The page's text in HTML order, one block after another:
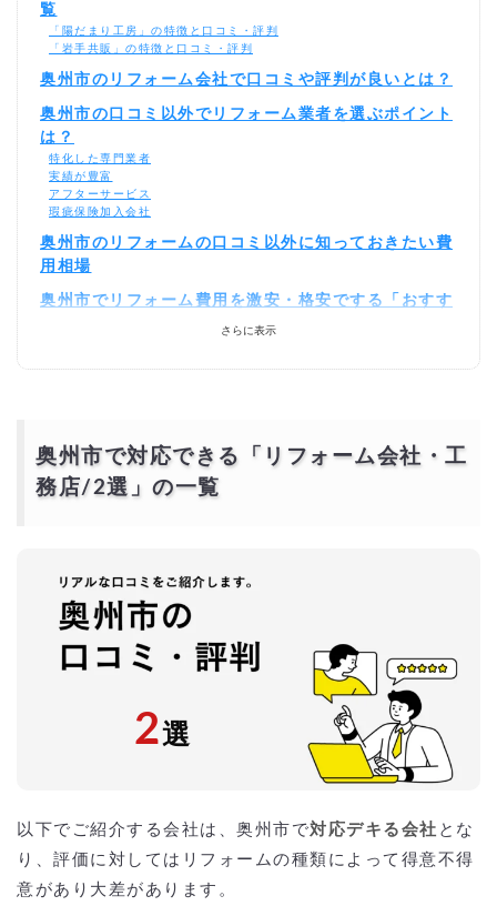
覧
「陽だまり工房」の特徴と口コミ・評判
「岩手共販」の特徴と口コミ・評判
奥州市のリフォーム会社で口コミや評判が良いとは？
奥州市の口コミ以外でリフォーム業者を選ぶポイント
は？
特化した専門業者
実績が豊富
アフターサービス
瑕疵保険加入会社
奥州市のリフォームの口コミ以外に知っておきたい費
用相場
奥州市でリフォーム費用を激安・格安でする「おすす
さらに表示
奥州市で対応できる「リフォーム会社・工
務店/2選 」の一覧
2選
以下でご紹介する会社は、奥州市で対応デキる会社 とな
り、評価に対してはリフォームの種類によって得意不得
意があり大差があります。